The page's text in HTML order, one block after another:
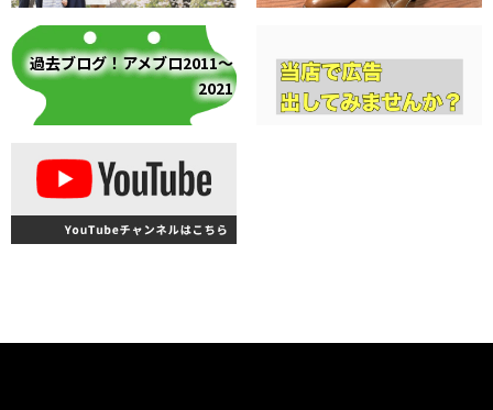
過去ブログ！アメブロ2011～
2021